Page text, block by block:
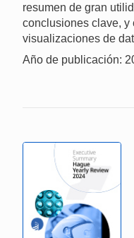
resumen de gran
conclusiones clave, y
visualizaciones de
Año de publicación: